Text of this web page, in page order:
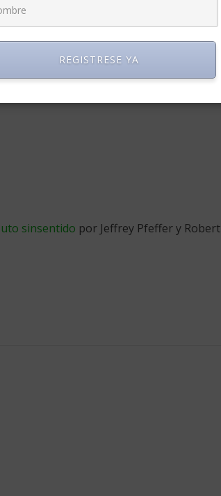
en Latinoamerica
ni se la espera
sinsentido por Jeffrey Pfeffer y Robert
REGISTRESE YA